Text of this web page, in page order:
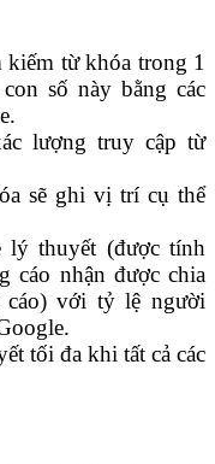
từ khóa trong 1
số này bằng các
lượng truy cập từ
sẽ ghi vị trí cụ thể
lý thuyết (được tính
cáo nhận được chia
với tỷ lệ người
tối đa khi tất cả các